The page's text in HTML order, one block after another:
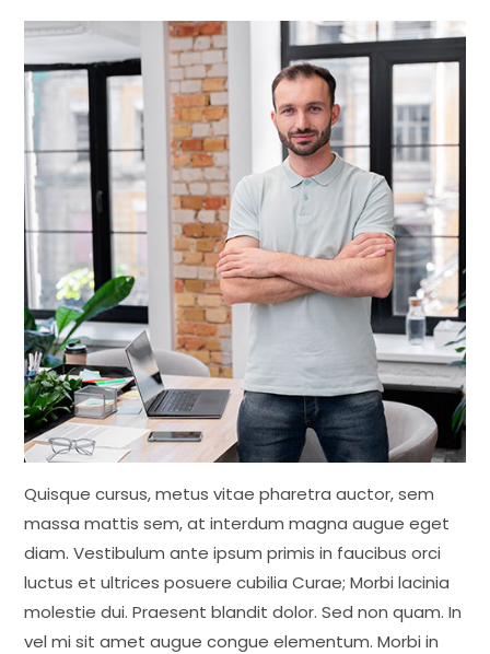
Quisque cursus, metus vitae pharetra auctor, sem
massa mattis sem, at interdum magna augue eget
diam. Vestibulum ante ipsum primis in faucibus orci
luctus et ultrices posuere cubilia Curae; Morbi lacinia
molestie dui. Praesent blandit dolor. Sed non quam. In
vel mi sit amet augue congue elementum. Morbi in